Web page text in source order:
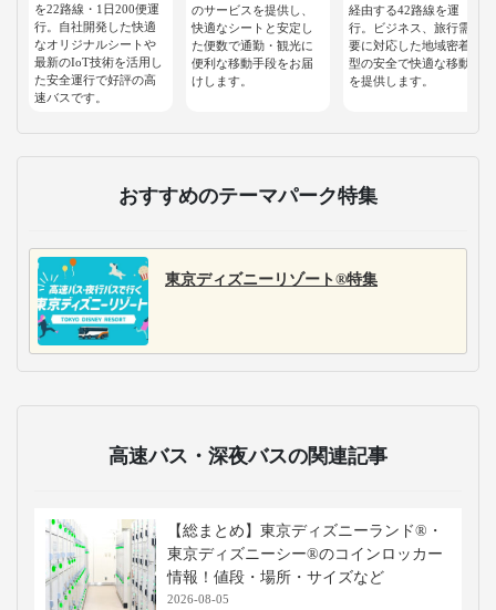
を22路線・1日200便運
行。自社開発した快適
なオリジナルシートや
最新のIoT技術を活用し
た安全運行で好評の高
速バスです。
のサービスを提供し、
快適なシートと安定し
た便数で通勤・観光に
便利な移動手段をお届
けします。
経由する42路線を運
行。ビジネス、旅行需
要に対応した地域密着
型の安全で快適な移動
を提供します。
おすすめのテーマパーク特集
東京ディズニーリゾート®特集
高速バス・深夜バスの関連記事
【総まとめ】東京ディズニーランド®・
東京ディズニーシー®のコインロッカー
情報！値段・場所・サイズなど
2026-08-05